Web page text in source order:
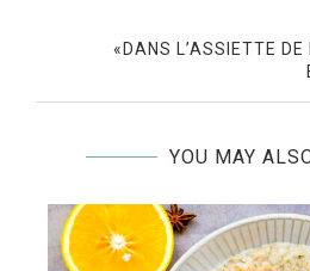
«DANS L’ASSIETTE
YOU MAY